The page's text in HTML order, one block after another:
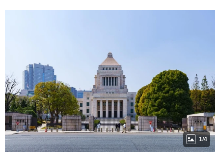
1/4